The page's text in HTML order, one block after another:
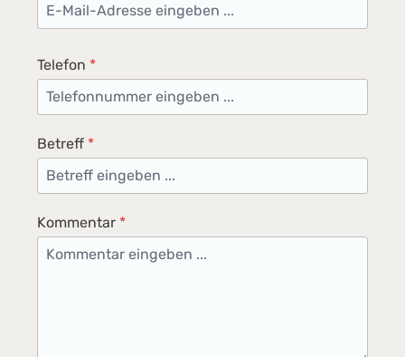
Telefon *
Betreff *
Kommentar *